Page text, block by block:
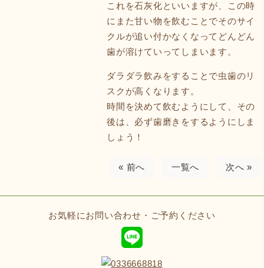
これを石灰化といいますが、この時
にまた甘い物を飲むことでそのサイ
クルが追い付かなくなってどんどん
歯が溶けていってしまいます。
ダラダラ飲みをすることで虫歯のリ
スクが高くなります。
時間を決めて飲むようにして、その
後は、必ず歯磨きをするようにしま
しょう！
« 前へ 一覧へ 次へ »
お気軽にお問い合わせ・ご予約ください